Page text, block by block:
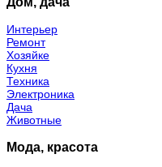
Интерьер
Ремонт
Хозяйке
Кухня
Техника
Электроника
Дача
Животные
Мода, красота